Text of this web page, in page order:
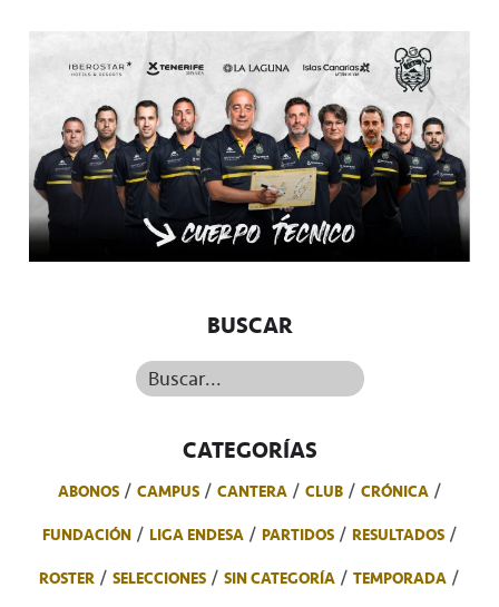
BUSCAR
Buscar...
CATEGORÍAS
ABONOS CAMPUS CANTERA CLUB
CRÓNICA
FUNDACIÓN
LIGA ENDESA PARTIDOS
RESULTADOS
ROSTER
SELECCIONES SIN CATEGORÍA
TEMPORADA